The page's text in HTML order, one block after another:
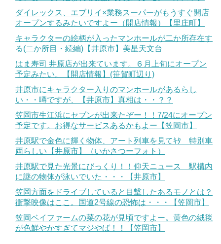
ダイレックス、エブリイ×業務スーパーがもうすぐ開店
オープンするみたいですよー（開店情報）【里庄町】
キャラクターの絵柄が入ったマンホールが二か所存在す
る(二か所目・続編)【井原市】美星天文台
はま寿司 井原店が出来ています。６月上旬にオープン
予定みたい。【開店情報】(笹賀町辺り)
井原市にキャラクター入りのマンホールがあるらし
い・・噂ですが、【井原市】真相は・・？？
笠岡市生江浜にセブンが出来たぞー！！7/24にオープン
予定です。お得なサービスあるかもよー【笠岡市】
井原駅で金色に輝く物体、アート列車を見てｷﾀ 特別車
両らしい【井原市】（いかさつーフォト）
井原駅で見た光景にびっくり！！仰天ニュース 駅構内
に謎の物体が泳いでいた・・・【井原市】
笠岡方面をドライブしていると目撃したあるモノとは？
衝撃映像はここ。国道2号線の恐怖は・・・【笠岡市】
笠岡ベイファームの菜の花が見頃ですよー。黄色の絨毯
が色鮮やかすぎてマジやば！！【笠岡市】